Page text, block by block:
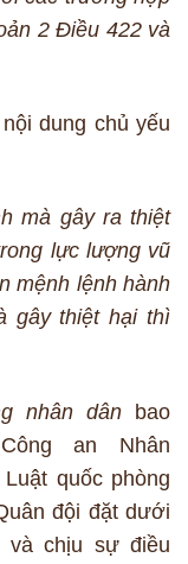
2 Điều 422 và
dung chủ yếu
mà gây ra thiệt
lực lượng vũ
mệnh lệnh hành
gây thiệt hại thì
nhân dân bao
an Nhân
quốc phòng
đội đặt dưới
và chịu sự điều